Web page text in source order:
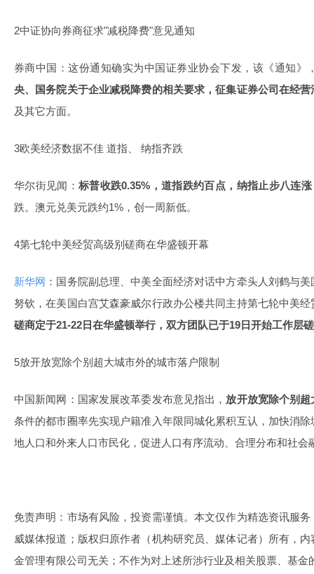
2中证协向券商征求"减税降费"意见通知
券商中国：这份通知确实为中国证券业协会下发，该《通知》
央、国务院关于企业减税降费的相关要求，征集证券公司在经
及其它方面。
3欧美经济数据不佳 道指、 纳指齐跌
华尔街见闻：标普收跌0.35%，道指跌约百点，纳指止步八连涨
跌。澳元兑美元跌约1%，创一周新低。
4第七轮中美经贸高级别磋商在华盛顿开幕
新华网 ：国务院副总理、中美全面经济对话中方牵头人刘鹤与
努钦，在美国白宫艾森豪威尔行政办公楼共同主持第七轮中美
磋商定于21-22日在华盛顿举行，双方团队已于19日开始工作层
5放开放宽除个别超大城市外的城市落户限制
中国新闻网：国家发展改革委发布意见指出，放开放宽除个别
条件的都市圈率先实现户籍准入年限同城化累积互认，加快消
地人口和外来人口市民化，促进人口有序流动、合理分布和社会
免责声明：市场有风险，投资需谨慎。本文仅作为精选资讯服
威媒体报道；版权归原作者（机构研究员、媒体记者）所有，
金管理有限公司无关；不作为对上述所涉行业及相关股票、基金